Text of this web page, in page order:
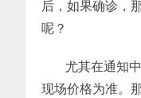
后，如果确诊，
呢？
尤其在通知
现场价格为准。